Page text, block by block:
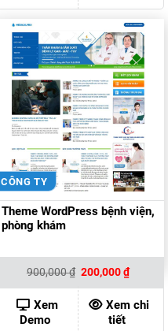
CÔNG TY
Theme WordPress bệnh viện,
phòng khám
900,000₫ Giá
là:
900,000 ₫.
200,000₫Giá
hiện
tại
là:
Xem
Demo
Xem chi
tiết